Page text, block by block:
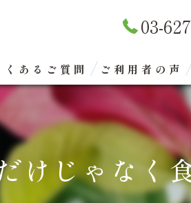
03-
くあるご質問 ご利用者の声
けじゃなく